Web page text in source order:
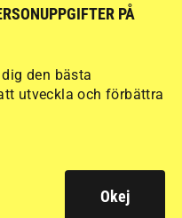
och tävla
PÅ
den bästa
utveckla och förbättra
Okej